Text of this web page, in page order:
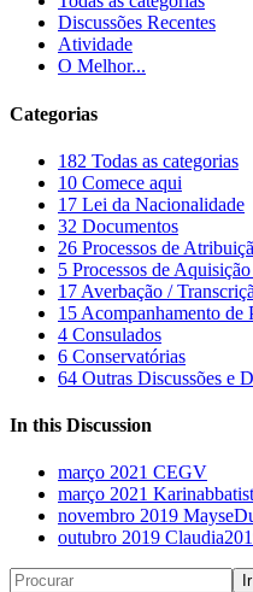
Discussões Recentes
Atividade
O Melhor...
Categorias
182 Todas as categorias
10 Comece aqui
17 Lei da Nacionalidade
32 Documentos
26 Processos de
5 Processos de
17 Averbação /
15 Acompanhamento de
4 Consulados
6 Conservatórias
64 Outras Discussões e
In this Discussion
março 2021 CEGV
março 2021
novembro 2019
outubro 2019